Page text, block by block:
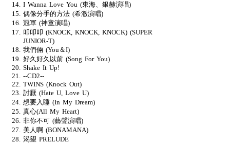
I Wanna Love You (東海、銀赫演唱)
偶像分手的方法 (希澈演唱)
冠軍 (神童演唱)
叩叩叩 (KNOCK, KNOCK, KNOCK) (SUPER
JUNIOR-T)
我們倆 (You＆I)
好久好久以前 (Song For You)
Shake It Up!
--CD2--
TWINS (Knock Out)
討厭 (Hate U, Love U)
想要入睡 (In My Dream)
真心(All My Heart)
非你不可 (藝聲演唱)
美人啊 (BONAMANA)
渴望 PRELUDE